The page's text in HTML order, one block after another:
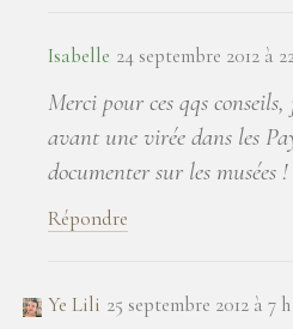
Isabelle 24 septembre 2012 à
Merci pour ces qqs
avant une virée dans les
documenter sur les musées !
Répondre
Ye Lili 25 septembre 2012 à 7